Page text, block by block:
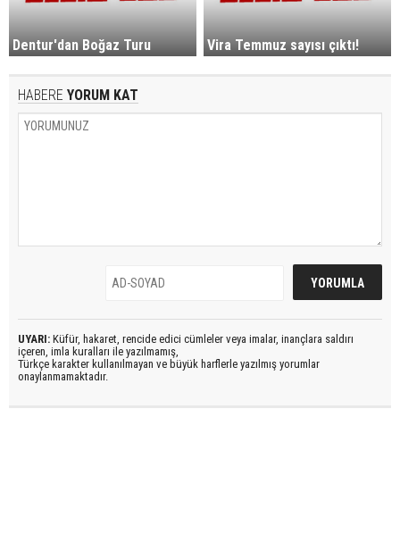
Dentur'dan Boğaz Turu Vira Temmuz sayısı çıktı!
HABERE YORUM KAT
UYARI: Küfür, hakaret, rencide edici cümleler veya imalar, inançlara saldırı
içeren, imla kuralları ile yazılmamış,
Türkçe karakter kullanılmayan ve büyük harflerle yazılmış yorumlar
onaylanmamaktadır.